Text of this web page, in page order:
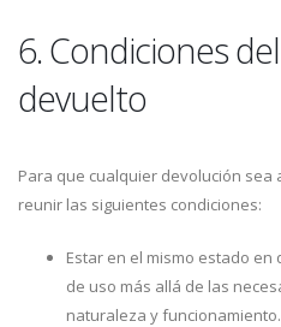
6. Condiciones
devuelto
Para que cualquier devolución sea
reunir las siguientes condiciones:
Estar en el mismo estado
de uso más allá de las
naturaleza y funcionamiento.